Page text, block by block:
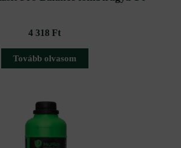
4 318 Ft
Tovább olvasom